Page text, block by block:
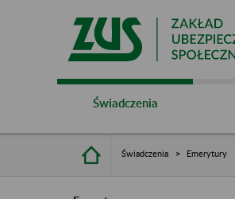
Świadczenia
Świadczenia Emerytury